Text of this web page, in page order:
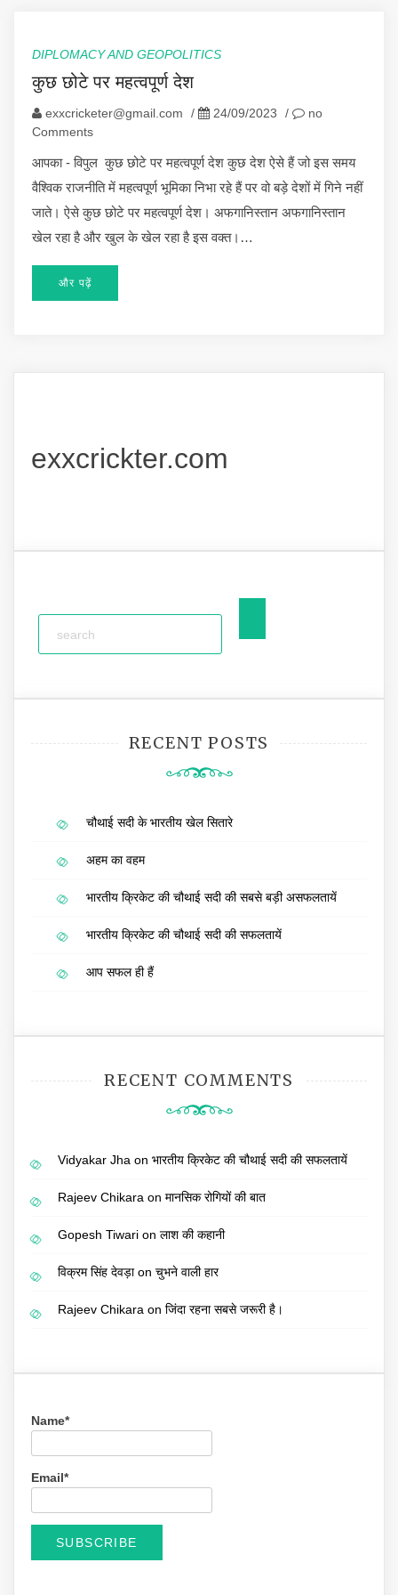
DIPLOMACY AND GEOPOLITICS
कुछ छोटे पर महत्वपूर्ण देश
exxcricketer@gmail.com / 24/09/2023 /
no
Comments
आपका - विपुल कुछ छोटे पर महत्वपूर्ण देश कुछ देश ऐसे हैं जो इस समय
वैश्विक राजनीति में महत्वपूर्ण भूमिका निभा रहे हैं पर वो बड़े देशों में गिने नहीं
जाते। ऐसे कुछ छोटे पर महत्वपूर्ण देश। अफगानिस्तान अफगानिस्तान
खेल रहा है और खुल के खेल रहा है इस वक्त।…
और पढ़ें
exxcrickter.com
RECENT POSTS
चौथाई सदी के भारतीय खेल सितारे
अहम का वहम
भारतीय क्रिकेट की चौथाई सदी की सबसे बड़ी असफलतायें
भारतीय क्रिकेट की चौथाई सदी की सफलतायें
आप सफल ही हैं
RECENT COMMENTS
Vidyakar Jha on भारतीय क्रिकेट की चौथाई सदी की सफलतायें
Rajeev Chikara on मानसिक रोगियों की बात
Gopesh Tiwari on लाश की कहानी
विक्रम सिंह देवड़ाon चुभने वाली हार
Rajeev Chikara on जिंदा रहना सबसे जरूरी है।
Name*
Email*